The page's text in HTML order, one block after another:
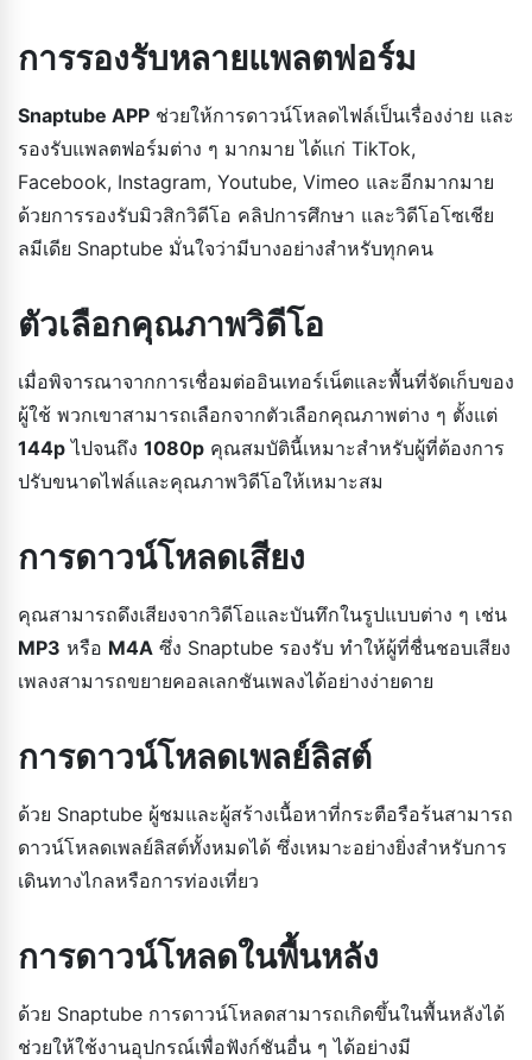
การรองรับหลายแพลตฟอร์ม
Snaptube APP ช่วยให้การดาวน์โหลดไฟล์เป็นเรื่องง่าย และ
รองรับแพลตฟอร์มต่าง ๆ มากมาย ได้แก่ TikTok,
Facebook, Instagram, Youtube, Vimeo และอีกมากมาย
ด้วยการรองรับมิวสิกวิดีโอ คลิปการศึกษา และวิดีโอโซเชีย
ลมีเดีย Snaptube มั่นใจว่ามีบางอย่างสำหรับทุกคน
ตัวเลือกคุณภาพวิดีโอ
เมื่อพิจารณาจากการเชื่อมต่ออินเทอร์เน็ตและพื้นที่จัดเก็บของ
ผู้ใช้ พวกเขาสามารถเลือกจากตัวเลือกคุณภาพต่าง ๆ ตั้งแต่
144p ไปจนถึง 1080p คุณสมบัตินี้เหมาะสำหรับผู้ที่ต้องการ
ปรับขนาดไฟล์และคุณภาพวิดีโอให้เหมาะสม
การดาวน์โหลดเสียง
คุณสามารถดึงเสียงจากวิดีโอและบันทึกในรูปแบบต่าง ๆ เช่น
MP3 หรือ M4A ซึ่ง Snaptube รองรับ ทำให้ผู้ที่ชื่นชอบเสียง
เพลงสามารถขยายคอลเลกชันเพลงได้อย่างง่ายดาย
การดาวน์โหลดเพลย์ลิสต์
ด้วย Snaptube ผู้ชมและผู้สร้างเนื้อหาที่กระตือรือร้นสามารถ
ดาวน์โหลดเพลย์ลิสต์ทั้งหมดได้ ซึ่งเหมาะอย่างยิ่งสำหรับการ
เดินทางไกลหรือการท่องเที่ยว
การดาวน์โหลดในพื้นหลัง
ด้วย Snaptube การดาวน์โหลดสามารถเกิดขึ้นในพื้นหลังได้
ช่วยให้ใช้งานอุปกรณ์เพื่อฟังก์ชันอื่น ๆ ได้อย่างมี